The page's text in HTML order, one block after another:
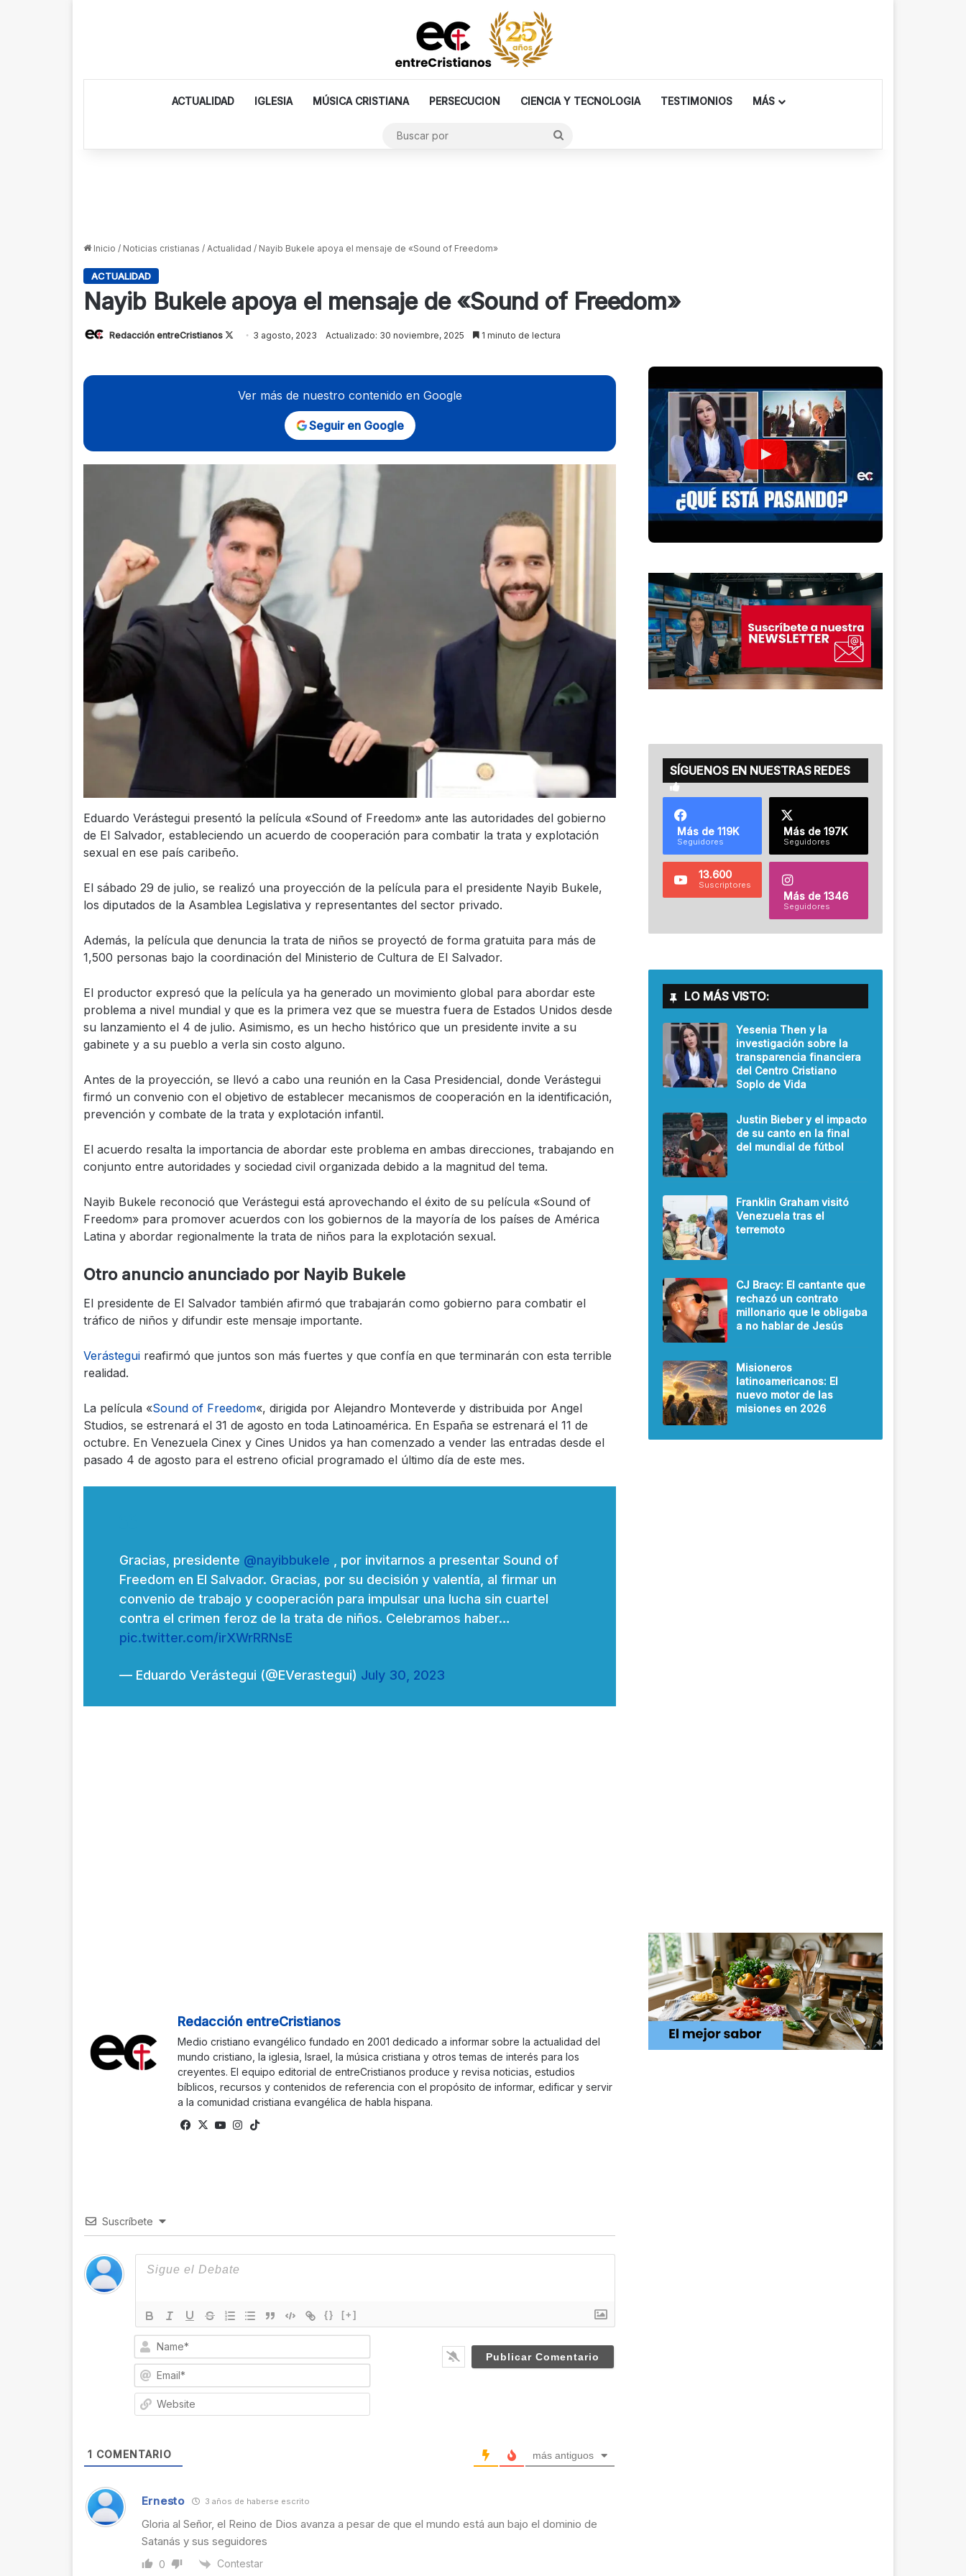
ACTUALIDAD IGLESIA MÚSICA CRISTIANA PERSECUCION CIENCIA Y TECNOLOGIA TESTIMONIOS MÁS
Inicio / Noticias cristianas / Actualidad / Nayib Bukele apoya el mensaje de «Sound of Freedom»
ACTUALIDAD
Nayib Bukele apoya el mensaje de «Sound of Freedom»
Redacción entreCristianos
Follow3 agosto, 2023 Actualizado: 30 noviembre, 2025 1 minuto de lectura
Ver más de nuestro contenido en Google
Seguir en Google
Eduardo Verástegui presentó la película «Sound of Freedom» ante las autoridades del gobierno
de El Salvador, estableciendo un acuerdo de cooperación para combatir la trata y explotación
sexual en ese país caribeño.
El sábado 29 de julio, se realizó una proyección de la película para el presidente Nayib Bukele,
los diputados de la Asamblea Legislativa y representantes del sector privado.
Además, la película que denuncia la trata de niños se proyectó de forma gratuita para más de
1,500 personas bajo la coordinación del Ministerio de Cultura de El Salvador.
El productor expresó que la película ya ha generado un movimiento global para abordar este
problema a nivel mundial y que es la primera vez que se muestra fuera de Estados Unidos desde
su lanzamiento el 4 de julio. Asimismo, es un hecho histórico que un presidente invite a su
gabinete y a su pueblo a verla sin costo alguno.
Antes de la proyección, se llevó a cabo una reunión en la Casa Presidencial, donde Verástegui
firmó un convenio con el objetivo de establecer mecanismos de cooperación en la identificación,
prevención y combate de la trata y explotación infantil.
El acuerdo resalta la importancia de abordar este problema en ambas direcciones, trabajando en
conjunto entre autoridades y sociedad civil organizada debido a la magnitud del tema.
Nayib Bukele reconoció que Verástegui está aprovechando el éxito de su película «Sound of
Freedom» para promover acuerdos con los gobiernos de la mayoría de los países de América
Latina y abordar regionalmente la trata de niños para la explotación sexual.
Otro anuncio anunciado por Nayib Bukele
El presidente de El Salvador también afirmó que trabajarán como gobierno para combatir el
tráfico de niños y difundir este mensaje importante.
Verástegui reafirmó que juntos son más fuertes y que confía en que terminarán con esta terrible
realidad.
La película «Sound of Freedom«, dirigida por Alejandro Monteverde y distribuida por Angel
Studios, se estrenará el 31 de agosto en toda Latinoamérica. En España se estrenará el 11 de
octubre. En Venezuela Cinex y Cines Unidos ya han comenzado a vender las entradas desde el
pasado 4 de agosto para el estreno oficial programado el último día de este mes.
Gracias, presidente @nayibbukele , por invitarnos a presentar Sound of
Freedom en El Salvador. Gracias, por su decisión y valentía, al firmar un
convenio de trabajo y cooperación para impulsar una lucha sin cuartel
contra el crimen feroz de la trata de niños. Celebramos haber…
pic.twitter.com/irXWrRRNsE
— Eduardo Verástegui (@EVerastegui) July 30, 2023
Redacción entreCristianos
Medio cristiano evangélico fundado en 2001 dedicado a informar sobre la actualidad del
mundo cristiano, la iglesia, Israel, la música cristiana y otros temas de interés para los
creyentes. El equipo editorial de entreCristianos produce y revisa noticias, estudios
bíblicos, recursos y contenidos de referencia con el propósito de informar, edificar y servir
a la comunidad cristiana evangélica de habla hispana.
Facebook
X YouTubeInstagram
Suscríbete
{} [+]
m
*a
l
1 COMENTARIO más antiguos
Ernesto 3 años de haberse escrito
Gloria al Señor, el Reino de Dios avanza a pesar de que el mundo está aun bajo el dominio de
Satanás y sus seguidores
0 Contestar
SÍGUENOS EN NUESTRAS REDES
Más de 119K
Seguidores
Más de 197K
Seguidores
13.600
Suscriptores
Más de 1346
Seguidores
LO MÁS VISTO:
Yesenia Then y la
investigación sobre la
transparencia financiera
del Centro Cristiano
Soplo de Vida
Justin Bieber y el impacto
de su canto en la final
del mundial de fútbol
Franklin Graham visitó
Venezuela tras el
terremoto
CJ Bracy: El cantante que
rechazó un contrato
millonario que le obligaba
a no hablar de Jesús
Misioneros
latinoamericanos: El
nuevo motor de las
misiones en 2026